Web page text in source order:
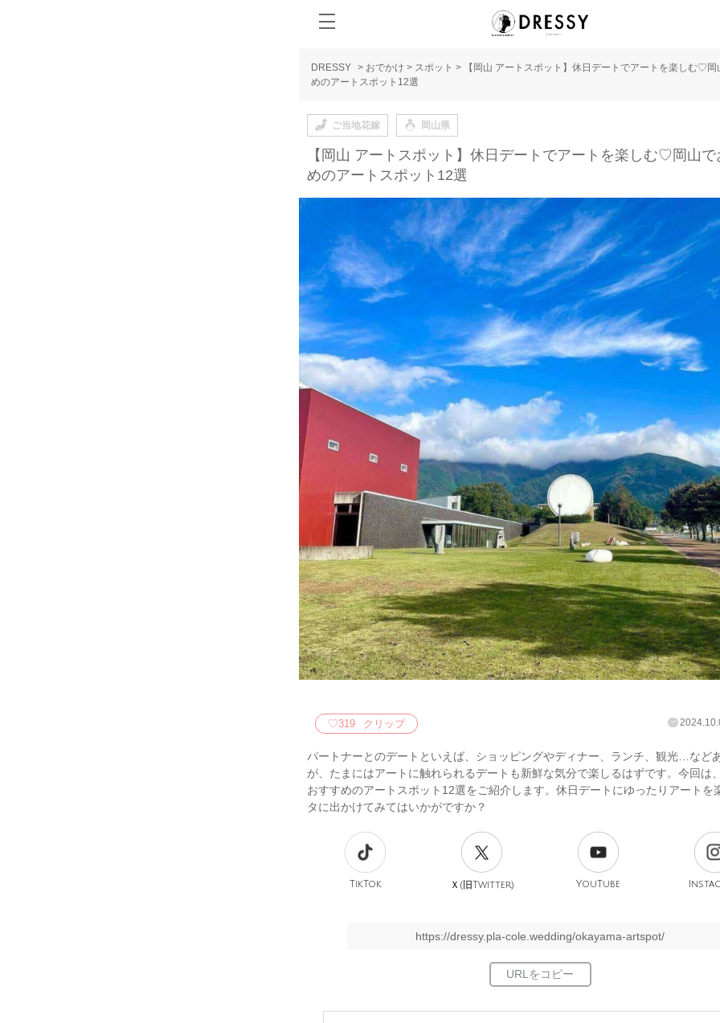
DRESSY > おでかけ > スポット >
【岡山 アートスポット】休日デートでアートを楽しむ♡岡
めのアートスポット12選
ご当地花嫁 岡山県
【岡山 アートスポット】休日デートでアートを楽しむ♡岡山で
めのアートスポット12選
♡319 クリップ
パートナーとのデートといえば、ショッピングやディナー、ランチ、観光…など
が、たまにはアートに触れられるデートも新鮮な気分で楽しるはずです。今回は
おすすめのアートスポット12選をご紹介します。休日デートにゆったりアートを
タに出かけてみてはいかがですか？
TikTok Ｘ(旧Twitter) YouTube
https://dressy.pla-cole.wedding/okayama-artspot/